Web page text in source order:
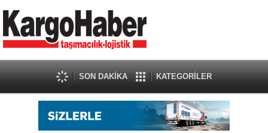
SON DAKİKA KATEGORİLER